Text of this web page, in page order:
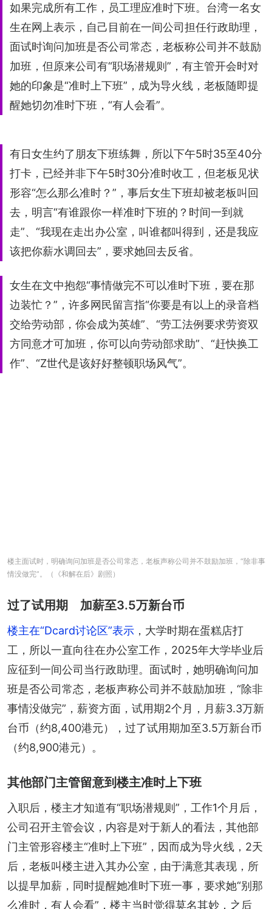
如果完成所有工作，员工理应准时下班。台湾一名女
生在网上表示，自己目前在一间公司担任行政助理，
面试时询问加班是否公司常态，老板称公司并不鼓励
加班，但原来公司有“职场潜规则”，有主管开会时对
她的印象是“准时上下班”，成为导火线，老板随即提
醒她切勿准时下班，“有人会看”。
有日女生约了朋友下班练舞，所以下午5时35至40分
打卡，已经并非下午5时30分准时收工，但老板见状
形容“怎么那么准时？”，事后女生下班却被老板叫回
去，明言“有谁跟你一样准时下班的？时间一到就
走”、“我现在走出办公室，叫谁都叫得到，还是我应
该把你薪水调回去”，要求她回去反省。
女生在文中抱怨“事情做完不可以准时下班，要在那
边装忙？”，许多网民留言指“你要是有以上的录音档
交给劳动部，你会成为英雄”、“劳工法例要求劳资双
方同意才可加班，你可以向劳动部求助”、“赶快换工
作”、“Z世代是该好好整顿职场风气”。
楼主面试时，明确询问加班是否公司常态，老板声称公司并不鼓励加班，“除非事
情没做完”。（《和解在后》剧照）
过了试用期 加薪至3.5万新台币
楼主在“Dcard讨论区”表示 ，大学时期在蛋糕店打
工，所以一直向往在办公室工作，2025年大学毕业后
应征到一间公司当行政助理。面试时，她明确询问加
班是否公司常态，老板声称公司并不鼓励加班，“除非
事情没做完”，薪资方面，试用期2个月，月薪3.3万新
台币（约8,400港元），过了试用期加至3.5万新台币
（约8,900港元）。
其他部门主管留意到楼主准时上下班
入职后，楼主才知道有“职场潜规则”，工作1个月后，
公司召开主管会议，内容是对于新人的看法，其他部
门主管形容楼主“准时上下班”，因而成为导火线，2天
后，老板叫楼主进入其办公室，由于满意其表现，所
以提早加薪，同时提醒她准时下班一事，要求她“别那
么准时，有人会看”，楼主当时觉得莫名其妙，之后